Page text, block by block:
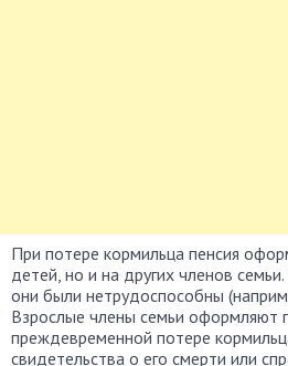
При потере кормильца пенсия
детей, но и на других членов
они были нетрудоспособны
Взрослые члены семьи оформляют
преждевременной потере
свидетельства о его смерти или